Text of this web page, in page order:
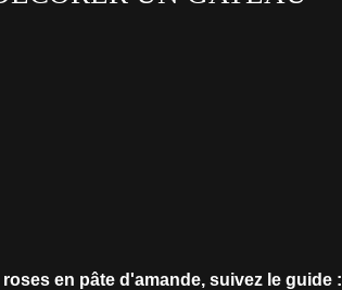
en pâte d'amande, suivez le guide :